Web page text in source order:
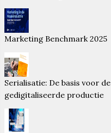
Marketing Benchmark 2025
Serialisatie: De basis voor de
gedigitaliseerde productie